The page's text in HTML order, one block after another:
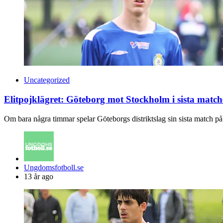
Uncategorized
Elitpojklägret: Göteborg mot Stockholm i sista
Om bara några timmar spelar Göteborgs distriktslag sin sista
Posted
by
Ungdomsfotboll.se
13 år ago